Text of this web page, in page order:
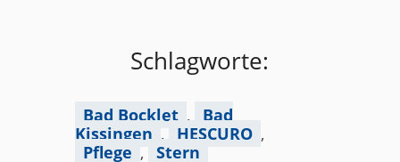
Schlagworte:
Bad Bocklet ,
Bad
Kissingen , HESCURO ,
Pflege , Stern